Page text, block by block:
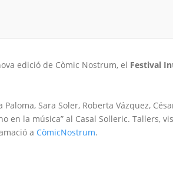
edició de Còmic Nostrum, el Festival
Sara Soler, Roberta Vázquez,
en la música” al Casal Solleric. Tallers,
a CòmicNostrum.